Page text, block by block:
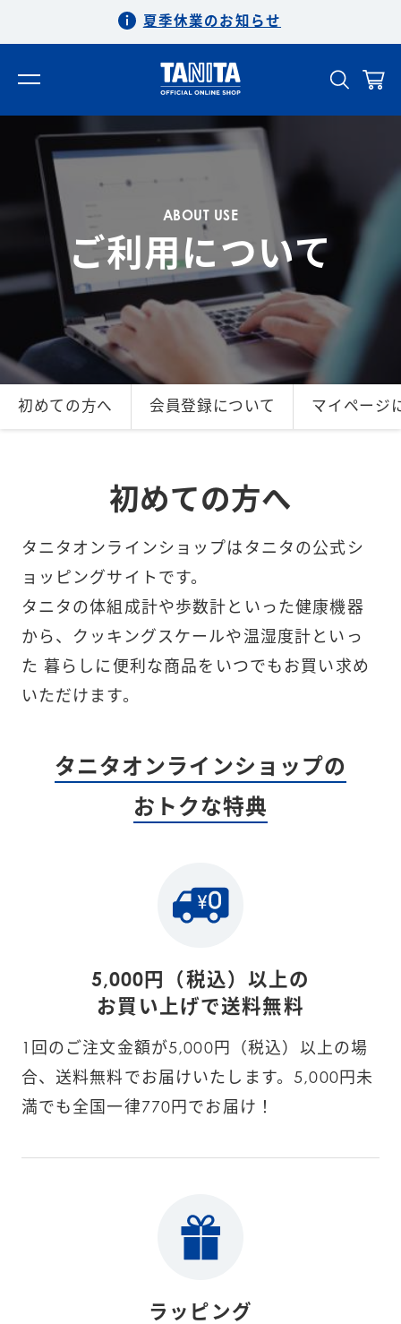
夏季休業のお知らせ
ABOUT USE
ご利用について
初めての方へ 会員登録について マイページ
初めての方へ
タニタオンラインショップはタニタの公式シ
ョッピングサイトです。
タニタの体組成計や歩数計といった健康機器
から、クッキングスケールや温湿度計といっ
た 暮らしに便利な商品をいつでもお買い求め
いただけます。
タニタオンラインショップの
おトクな特典
5,000円（税込）以上の
お買い上げで送料無料
1回のご注文金額が5,000円（税込）以上の場
合、送料無料でお届けいたします。5,000円未
満でも全国一律770円でお届け！
ラッピング